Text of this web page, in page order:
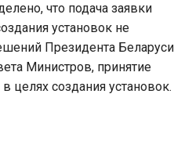
что подача заявки
установок не
Президента Беларуси
Министров, принятие
целях создания установок.